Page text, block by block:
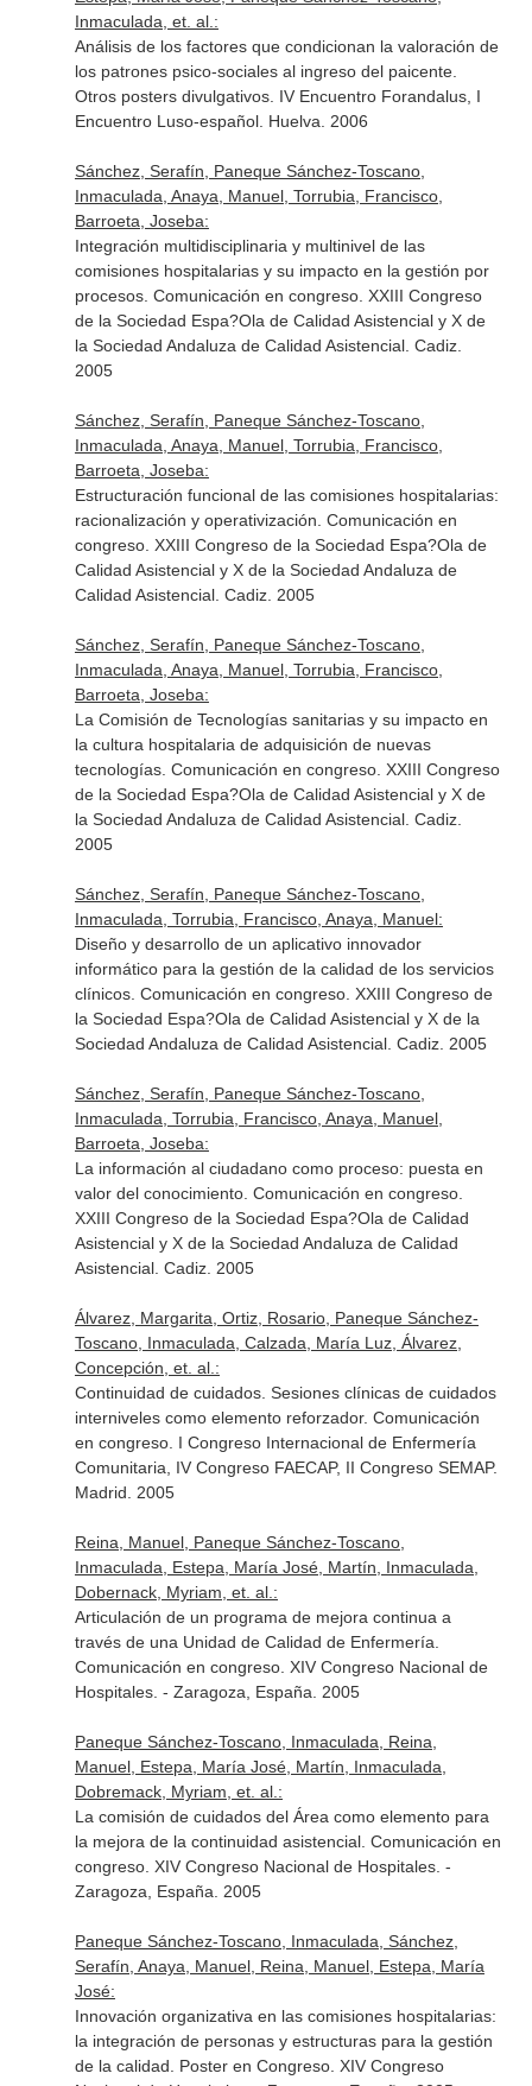
Inmaculada, et. al.:
Análisis de los factores que condicionan la valoración de
los patrones psico-sociales al ingreso del paicente.
Otros posters divulgativos. IV Encuentro Forandalus, I
Encuentro Luso-español. Huelva. 2006
Sánchez, Serafín, Paneque Sánchez-Toscano,
Inmaculada, Anaya, Manuel, Torrubia, Francisco,
Barroeta, Joseba:
Integración multidisciplinaria y multinivel de las
comisiones hospitalarias y su impacto en la gestión por
procesos. Comunicación en congreso. XXIII Congreso
de la Sociedad Espa?Ola de Calidad Asistencial y X de
la Sociedad Andaluza de Calidad Asistencial. Cadiz.
2005
Sánchez, Serafín, Paneque Sánchez-Toscano,
Inmaculada, Anaya, Manuel, Torrubia, Francisco,
Barroeta, Joseba:
Estructuración funcional de las comisiones hospitalarias:
racionalización y operativización. Comunicación en
congreso. XXIII Congreso de la Sociedad Espa?Ola de
Calidad Asistencial y X de la Sociedad Andaluza de
Calidad Asistencial. Cadiz. 2005
Sánchez, Serafín, Paneque Sánchez-Toscano,
Inmaculada, Anaya, Manuel, Torrubia, Francisco,
Barroeta, Joseba:
La Comisión de Tecnologías sanitarias y su impacto en
la cultura hospitalaria de adquisición de nuevas
tecnologías. Comunicación en congreso. XXIII Congreso
de la Sociedad Espa?Ola de Calidad Asistencial y X de
la Sociedad Andaluza de Calidad Asistencial. Cadiz.
2005
Sánchez, Serafín, Paneque Sánchez-Toscano,
Inmaculada, Torrubia, Francisco, Anaya, Manuel:
Diseño y desarrollo de un aplicativo innovador
informático para la gestión de la calidad de los servicios
clínicos. Comunicación en congreso. XXIII Congreso de
la Sociedad Espa?Ola de Calidad Asistencial y X de la
Sociedad Andaluza de Calidad Asistencial. Cadiz. 2005
Sánchez, Serafín, Paneque Sánchez-Toscano,
Inmaculada, Torrubia, Francisco, Anaya, Manuel,
Barroeta, Joseba:
La información al ciudadano como proceso: puesta en
valor del conocimiento. Comunicación en congreso.
XXIII Congreso de la Sociedad Espa?Ola de Calidad
Asistencial y X de la Sociedad Andaluza de Calidad
Asistencial. Cadiz. 2005
Álvarez, Margarita, Ortiz, Rosario, Paneque Sánchez-
Toscano, Inmaculada, Calzada, María Luz, Álvarez,
Concepción, et. al.:
Continuidad de cuidados. Sesiones clínicas de cuidados
interniveles como elemento reforzador. Comunicación
en congreso. I Congreso Internacional de Enfermería
Comunitaria, IV Congreso FAECAP, II Congreso SEMAP.
Madrid. 2005
Reina, Manuel, Paneque Sánchez-Toscano,
Inmaculada, Estepa, María José, Martín, Inmaculada,
Dobernack, Myriam, et. al.:
Articulación de un programa de mejora continua a
través de una Unidad de Calidad de Enfermería.
Comunicación en congreso. XIV Congreso Nacional de
Hospitales. - Zaragoza, España. 2005
Paneque Sánchez-Toscano, Inmaculada, Reina,
Manuel, Estepa, María José, Martín, Inmaculada,
Dobremack, Myriam, et. al.:
La comisión de cuidados del Área como elemento para
la mejora de la continuidad asistencial. Comunicación en
congreso. XIV Congreso Nacional de Hospitales. -
Zaragoza, España. 2005
Paneque Sánchez-Toscano, Inmaculada, Sánchez,
Serafín, Anaya, Manuel, Reina, Manuel, Estepa, María
José:
Innovación organizativa en las comisiones hospitalarias:
la integración de personas y estructuras para la gestión
de la calidad. Poster en Congreso. XIV Congreso